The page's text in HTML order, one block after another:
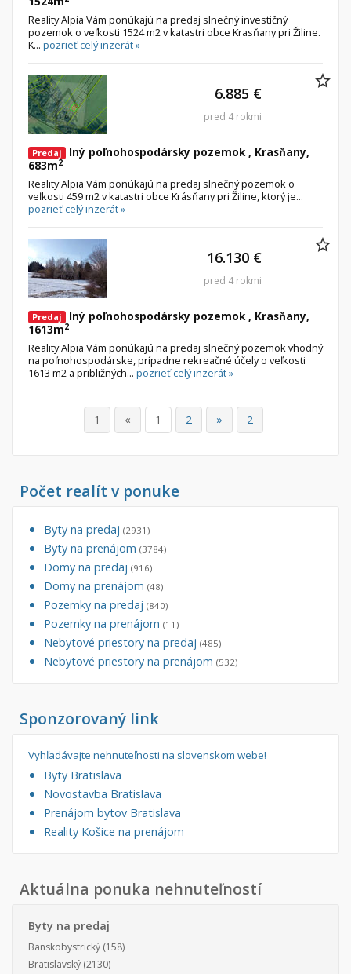
Reality Alpia Vám ponúkajú na predaj slnečný investičný
pozemok o veľkosti 1524 m2 v katastri obce Krasňany pri Žiline.
K... pozrieť celý inzerát »
Predaj
Iný poľnohospodársky pozemok , Krasňany,
683m2
Reality Alpia Vám ponúkajú na predaj slnečný pozemok o
veľkosti 459 m2 v katastri obce Krásňany pri Žiline, ktorý je...
pozrieť celý inzerát »
6.885 €
pred 4 rokmi
Predaj
Iný poľnohospodársky pozemok , Krasňany,
1613m2
Reality Alpia Vám ponúkajú na predaj slnečný pozemok vhodný
na poľnohospodárske, prípadne rekreačné účely o veľkosti
1613 m2 a približných... pozrieť celý inzerát »
16.130 €
pred 4 rokmi
1 « 1 2 » 2
Počet realít v ponuke
Byty na predaj (2931)
Byty na prenájom (3784)
Domy na predaj (916)
Domy na prenájom (48)
Pozemky na predaj (840)
Pozemky na prenájom (11)
Nebytové priestory na predaj (485)
Nebytové priestory na prenájom (532)
Sponzorovaný link
Vyhľadávajte nehnuteľnosti na slovenskom webe!
Byty Bratislava
Novostavba Bratislava
Prenájom bytov Bratislava
Reality Košice na prenájom
Aktuálna ponuka nehnuteľností
Byty na predaj
Banskobystrický (158)
Bratislavský (2130)